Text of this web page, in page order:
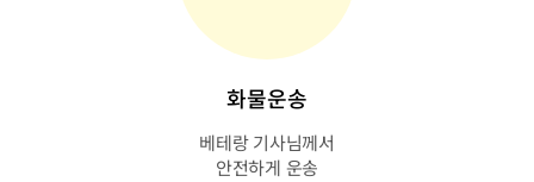
화물운송
베테랑 기사님께서
안전하게 운송